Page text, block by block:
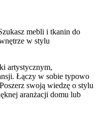
mebli i tkanin do
w stylu
artystycznym,
Łączy w sobie typowo
swoją wiedzę o stylu
aranżacji domu lub